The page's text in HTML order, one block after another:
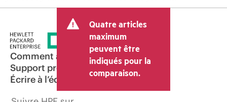
Quatre articles
maximum
peuvent être
indiqués pour la
comparaison.
Comment acheter
Support produit
Écrire à l’équipe commerciale